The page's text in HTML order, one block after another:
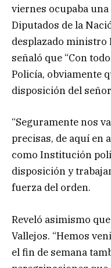
viernes ocupaba una
Diputados de la
desplazado
señaló que “Con
Policía, obviamente
disposición del
“Seguramente nos
precisas, de aquí en
como Institución
disposición y
fuerza del orden.
Reveló asimismo
Vallejos. “Hemos
el fin de semana